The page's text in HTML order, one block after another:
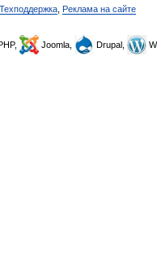
Техподдержка Реклама на сайте
Joomla, Drupal,